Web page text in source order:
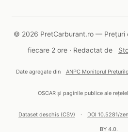
© 2026 PretCarburant.ro — Prețuri
fiecare 2 ore · Redactat de
Date agregate din ANPC Monitorul
OSCAR și paginile publice ale
Dataset deschis (CSV) · DOI 10.5281/
BY 4.0.